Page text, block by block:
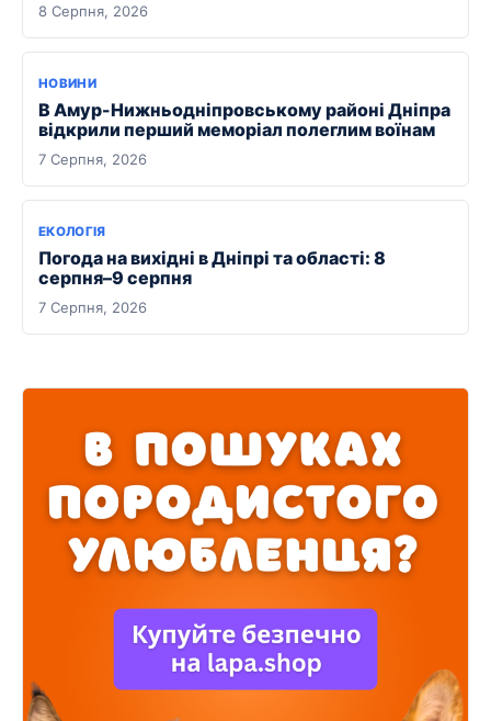
8 Серпня, 2026
НОВИНИ
В Амур-Нижньодніпровському районі Дніпра
відкрили перший меморіал полеглим воїнам
7 Серпня, 2026
ЕКОЛОГІЯ
Погода на вихідні в Дніпрі та області: 8
серпня–9 серпня
7 Серпня, 2026